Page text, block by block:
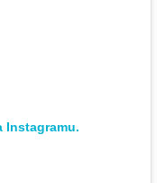
Instagramu.